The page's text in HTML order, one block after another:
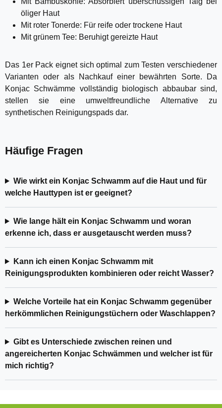
öliger Haut
Mit roter Tonerde: Für reife oder trockene Haut
Mit grünem Tee: Beruhigt gereizte Haut
Das 1er Pack eignet sich optimal zum Testen verschiedener
Varianten oder als Nachkauf einer bewährten Sorte. Da
Konjac Schwämme vollständig biologisch abbaubar sind,
stellen sie eine umweltfreundliche Alternative zu
synthetischen Reinigungspads dar.
Häufige Fragen
Wie wirkt ein Konjac Schwamm auf die Haut und für
welche Hauttypen ist er geeignet?
Wie lange hält ein Konjac Schwamm und woran
erkenne ich, dass er ausgetauscht werden muss?
Kann ich einen Konjac Schwamm mit
Reinigungsprodukten kombinieren oder reicht Wasser?
Welche Vorteile hat ein Konjac Schwamm gegenüber
herkömmlichen Reinigungstüchern oder Waschlappen?
Gibt es Unterschiede zwischen reinen und
angereicherten Konjac Schwämmen und welcher ist für
mich richtig?